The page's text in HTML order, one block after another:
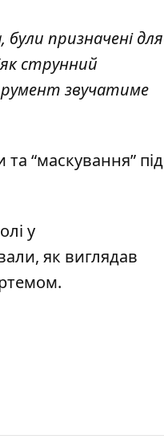
призначені для
струнний
звучатиме
“маскування” під
у
як виглядав